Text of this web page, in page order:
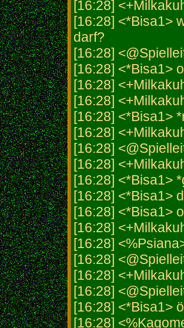
[16:28]
[16:28] <*Bisa1>
darf?
[16:28]
[16:28] <*Bisa1>
[16:28]
[16:28]
[16:28] <*Bisa1>
[16:28]
[16:28]
[16:28]
[16:28] <*Bisa1>
[16:28] <*Bisa1>
[16:28] <*Bisa1>
[16:28]
[16:28]
[16:28]
[16:28]
[16:28]
[16:28] <*Bisa1>
[16:28]